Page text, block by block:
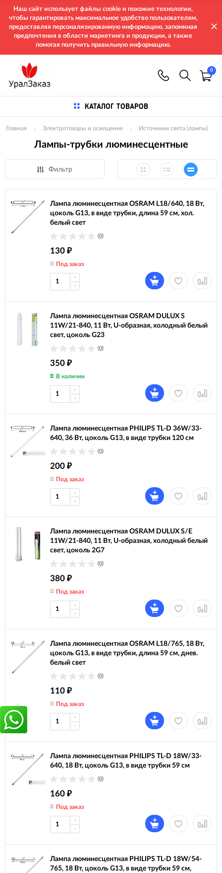
Наш сайт использует файлы cookie и похожие технологии,
чтобы гарантировать максимальное удобство пользователям,
предоставляя персонализированную информацию, запоминая
предпочтения в области маркетинга и продукции, а также
помогая получить правильную информацию.
0
КАТАЛОГ ТОВАРОВ
Главная Электротовары и освещение Источники света (лампы)
Лампы-трубки люминесцентные
Фильтр
Лампа люминесцентная OSRAM L18/640, 18 Вт,
цоколь G13, в виде трубки, длина 59 см, хол.
белый свет
(0)
130 ₽
Под заказ
Лампа люминесцентная OSRAM DULUX S
11W/21-840, 11 Вт, U-образная, холодный белый
свет, цоколь G23
(0)
350 ₽
В наличии
Лампа люминесцентная PHILIPS TL-D 36W/33-
640, 36 Вт, цоколь G13, в виде трубки 120 см
(0)
200 ₽
Под заказ
Лампа люминесцентная OSRAM DULUX S/E
11W/21-840, 11 Вт, U-образная, холодный белый
свет, цоколь 2G7
(0)
380 ₽
Под заказ
Лампа люминесцентная OSRAM L18/765, 18 Вт,
цоколь G13, в виде трубки, длина 59 см, днев.
белый свет
(0)
110 ₽
Под заказ
Лампа люминесцентная PHILIPS TL-D 18W/33-
640, 18 Вт, цоколь G13, в виде трубки 59 см
(0)
160 ₽
Под заказ
Лампа люминесцентная PHILIPS TL-D 18W/54-
765, 18 Вт, цоколь G13, в виде трубки 59 см,